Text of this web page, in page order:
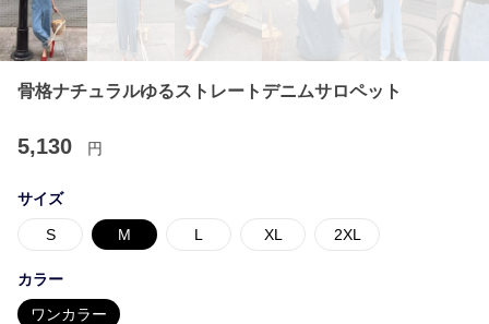
骨格ナチュラルゆるストレートデニムサロペット
5,130 円
サイズ
S M L XL 2XL
カラー
ワンカラー